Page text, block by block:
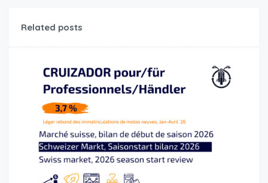
Related posts